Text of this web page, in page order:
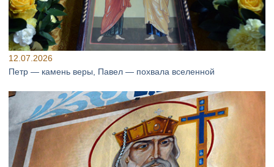
12.07.2026
Петр — камень веры, Павел — похвала вселенной